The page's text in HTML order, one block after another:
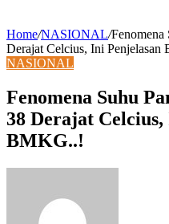
Home/NASIONAL/
Derajat Celcius, Ini Penjelasan
NASIONAL
Fenomena Suhu
38 Derajat
BMKG..!